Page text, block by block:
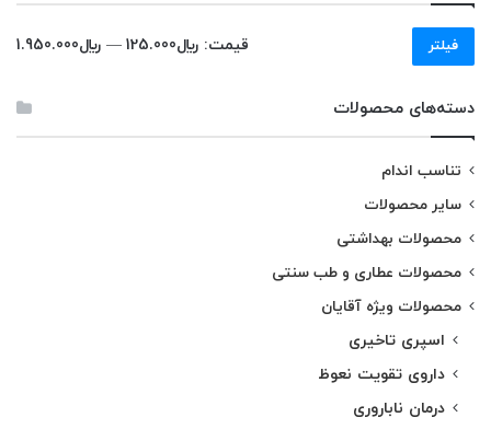
حداقل
قیمت
حداکثر
قیمت
فیلتر قیمت: ﷼125.000 — ﷼1.950.000
دسته‌های محصولات
تناسب اندام
سایر محصولات
محصولات بهداشتی
محصولات عطاری و طب سنتی
محصولات ویژه آقایان
اسپری تاخیری
داروی تقویت نعوظ
درمان ناباروری